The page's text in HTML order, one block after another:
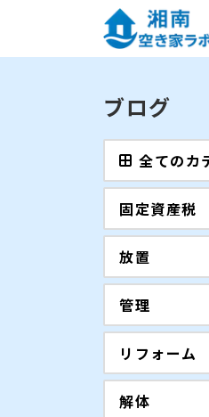
ブログ
全てのカ
固定資産税
放置
管理
リフォーム
解体